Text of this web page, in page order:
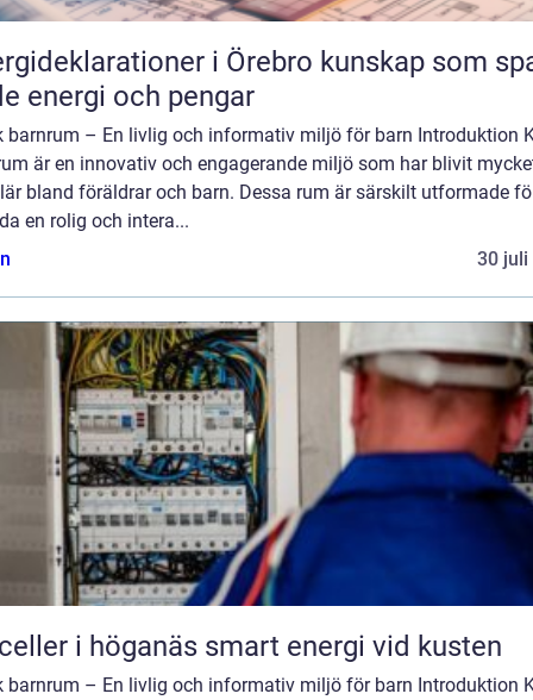
i Örebro kunskap som sparar
energi och pengar
barnrum – En livlig och informativ miljö för barn Introduktion
är en innovativ och engagerande miljö som har blivit
bland föräldrar och barn. Dessa rum är särskilt utformade
en rolig och intera...
30 juli
Solceller i höganäs smart energi vid kusten
barnrum – En livlig och informativ miljö för barn Introduktion